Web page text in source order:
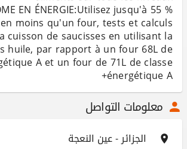
EN ÉNERGIE:Utilisez jusqu'à 55 %
moins qu'un four, tests et calculs
cuisson de saucisses en utilisant la
huile, par rapport à un four 68L de
A et un four de 71L de classe
énergétique A+
معلومات التواصل
الجزائر - عين النعجة